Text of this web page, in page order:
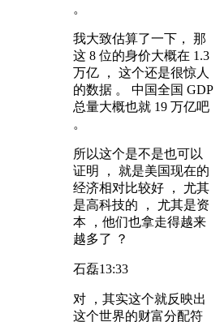
。
我大致估算了一下， 那
这 8 位的身价大概在 1.3
万亿 ， 这个还是很惊人
的数据 。 中国全国 GDP
总量大概也就 19 万亿吧
。
所以这个是不是也可以
证明 ， 就是美国现在的
经济相对比较好 ， 尤其
是高科技的 ， 尤其是资
本 ，他们也拿走得越来
越多了 ？
石磊13:33
对 ，其实这个就反映出
这个世界的财富分配符